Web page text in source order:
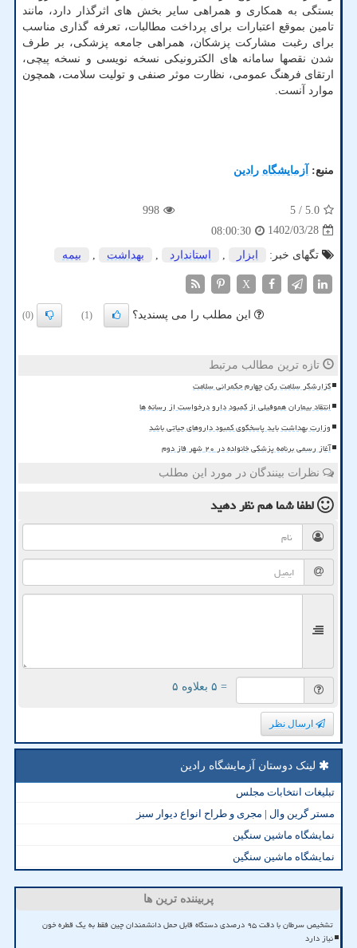
بستگی به همکاری و همراهی سایر بخش های اثرگذار دارد، مانند
تامین بموقع اعتبارات برای پرداخت مطالبات، تعرفه گذاری مناسب
برای رغبت مشارکت پزشکان، همراهی جامعه پزشکی، بر طرف
شدن نقصها سامانه های الکترونیکی نسخه نویسی و نسخه پیچی،
ارتقای فرهنگ عمومی، نظارت موثر صنفی و تولیت سلامت، همچون
موارد آنست.
منبع: آزمایشگاه رادین
5.0
/ 5
998
1402/03/28
08:00:30
تگهای خبر:
ابزار , استاندارد , بهداشت , بیمه
X
این مطلب را می پسندید؟ (1)
(0)
تازه ترین مطالب مرتبط
گزارشگر سلامت رکن چهارم حکمرانی سلامت
انتقاد بیماران هموفیلی از کمبود دارو درخواست از رسانه ها
وزارت بهداشت باید پاسخگوی کمبود داروهای حیاتی باشد
آغاز رسمی برنامه پزشکی خانواده در ۲۰ شهر فاز دوم
نظرات بینندگان در مورد این مطلب
لطفا شما همنظر دهید
= ۵ بعلاوه ۵
ارسال نظر
لینک دوستان آزمایشگاه رادین
تبلیغات انتخابات مجلس
مستر گرین وال | مجری و طراح انواع دیوار سبز
نمایشگاه ماشین سنگین
نمایشگاه ماشین سنگین
پربیننده ترین ها
تشخیص سرطان با دقت ۹۵ درصدی دستگاه قابل حمل دانشمندان چین فقط به یک قطره خون
نیاز دارد